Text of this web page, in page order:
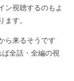
ン視聴するのもよ
ます。
ら来るそうです
全話・全編の視